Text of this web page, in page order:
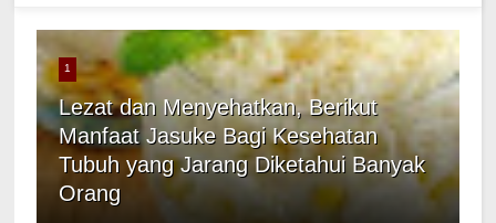
1
Lezat dan Menyehatkan, Berikut
Manfaat Jasuke Bagi Kesehatan
Tubuh yang Jarang Diketahui Banyak
Orang